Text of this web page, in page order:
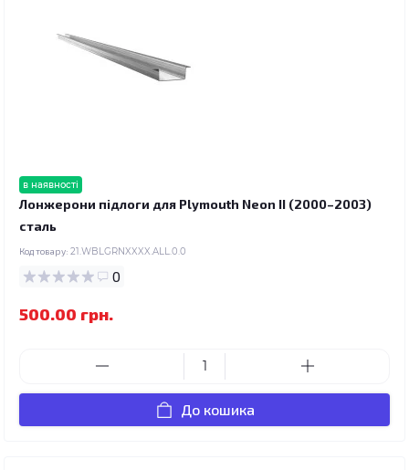
в наявності
Лонжерони підлоги для Plymouth Neon II (2000–2003)
сталь
Код товару: 21.WBLGRNXXXX.ALL.0.0
0
500.00 грн.
До кошика